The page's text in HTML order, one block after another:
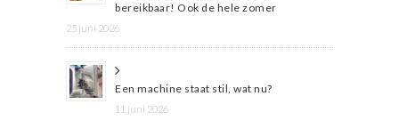
bereikbaar! Ook de hele zomer
25 juni 2026
Een machine staat stil, wat nu?
11 juni 2026